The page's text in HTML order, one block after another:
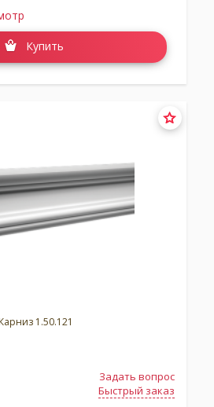
Купить
1.50.121
Задать вопрос
Быстрый заказ